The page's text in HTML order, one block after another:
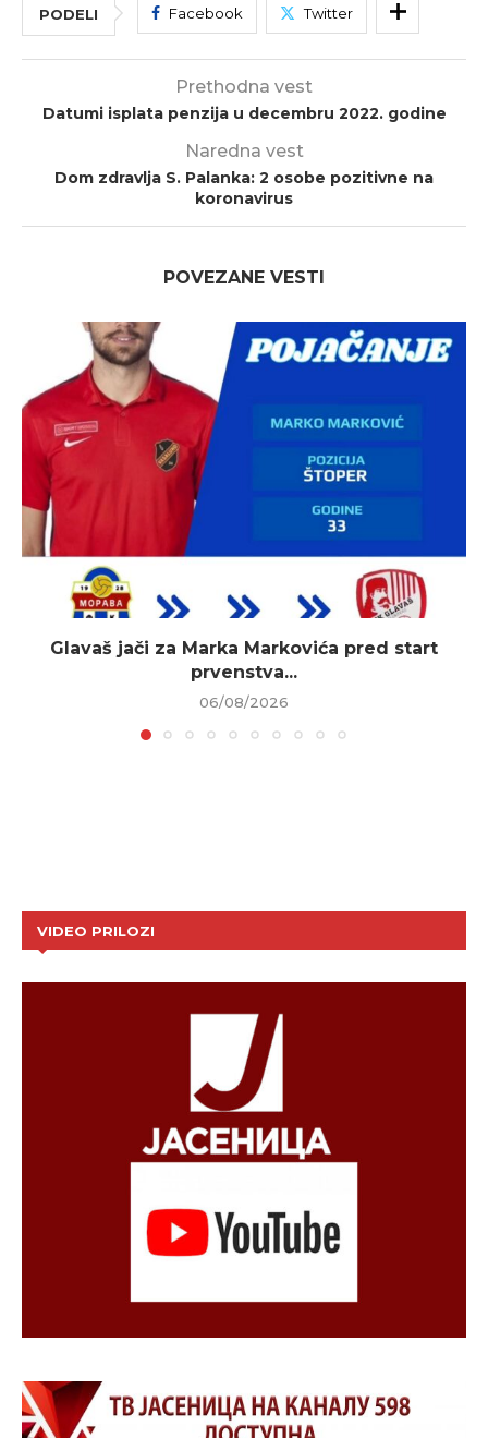
PODELI Facebook Twitter
Prethodna vest
Datumi isplata penzija u decembru 2022. godine
Naredna vest
Dom zdravlja S. Palanka: 2 osobe pozitivne na
koronavirus
POVEZANE VESTI
Glavaš jači za Marka Markovića pred start
prvenstva...
06/08/2026
VIDEO PRILOZI